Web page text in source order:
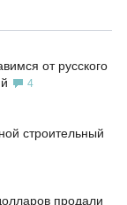
от русского
4
строительный
продали